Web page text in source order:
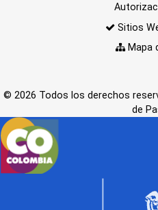
Sitios
Mapa
© 2026 Todos los derechos
de